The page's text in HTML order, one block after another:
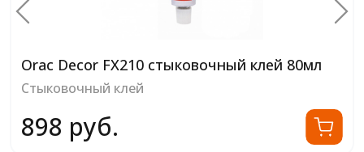
Стыковочный клей
2 022 руб.